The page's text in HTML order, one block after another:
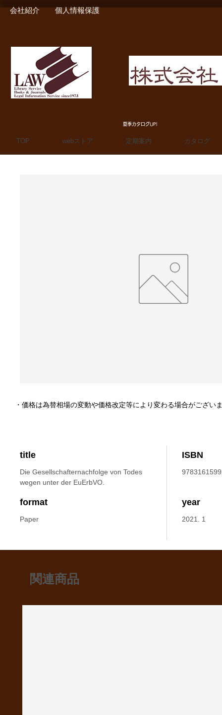
会社紹介 個人情報保護
夏季カタログUP!
TOP webストア 定期案内 カタログ
title
Die Gesellschafternachfolge von Todes
wegen unter der EuErbVO.
ISBN
format
Paper
year
2021. 1
・価格は為替相場の変動や価格改定等により変わる場合がござい
関連商品